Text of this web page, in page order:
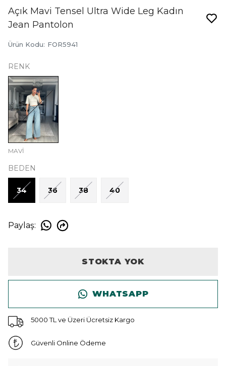
Açık Mavi Tensel Ultra Wide Leg Kadın
Jean Pantolon
Ürün Kodu: FOR5941
RENK
MAVİ
BEDEN
34 36 38 40
Paylaş:
STOKTA YOK
WHATSAPP
5000 TL ve Üzeri Ücretsiz Kargo
Güvenli Online Ödeme